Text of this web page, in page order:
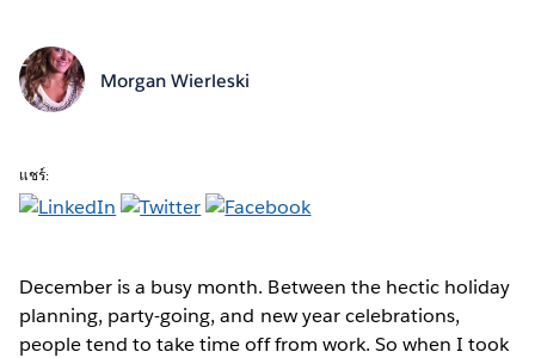
Morgan Wierleski
แชร์:
December is a busy month. Between the hectic holiday
planning, party-going, and new year celebrations,
people tend to take time off from work. So when I took